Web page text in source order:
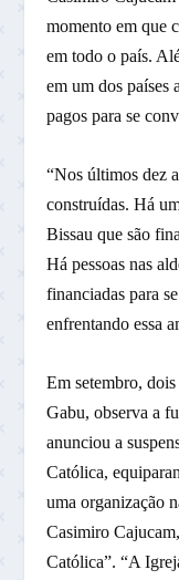
momento em que
em todo o país.
em um dos países
pagos para se
“Nos últimos dez
construídas. Há
Bissau que são
Há pessoas nas
financiadas para
enfrentando essa
Em setembro,
Gabu, observa a
anunciou a
Católica,
uma organização
Casimiro
Católica”. “A